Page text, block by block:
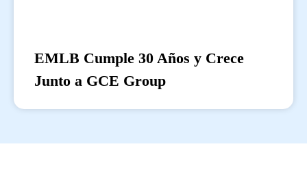
EMLB Cumple 30 Años y Crece
Junto a GCE Group